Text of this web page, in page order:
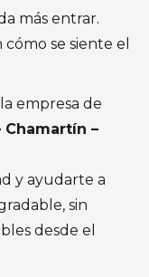
más entrar.
se siente el
empresa de
–
y ayudarte a
sin
desde el